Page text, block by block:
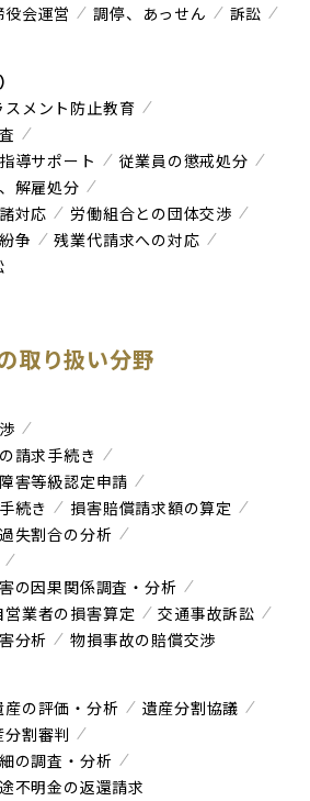
役会運営 調停、あっせん
訴訟
スメント防止教育
導サポート
従業員の懲戒処分
解雇処分
対応
労働組合との団体交渉
争
残業代請求への対応
取り扱い分野
請求手続き
害等級認定申請
続き
損害賠償請求額の算定
失割合の分析
の因果関係調査・分析
営業者の損害算定
交通事故訴訟
分析
物損事故の賠償交渉
産の評価・分析
遺産分割協議
分割審判
の調査・分析
不明金の返還請求